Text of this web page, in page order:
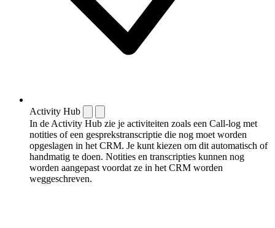
Activity Hub
In de Activity Hub zie je activiteiten zoals een Call-log met
notities of een gespreks­transcriptie die nog moet worden
opgeslagen in het CRM. Je kunt kiezen om dit automatisch of
handmatig te doen. Notities en transcripties kunnen nog
worden aangepast voordat ze in het CRM worden
weggeschreven.